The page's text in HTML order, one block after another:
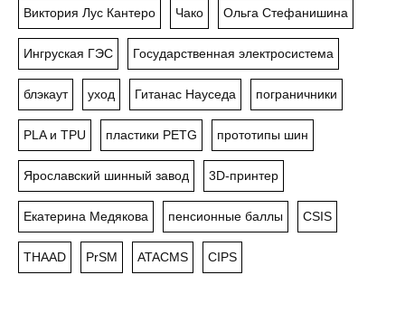
Виктория Лус Кантеро Чако Ольга Стефанишина
Ингруская ГЭС Государственная электросистема
блэкаут уход Гитанас Науседа пограничники
PLA и TPU пластики PETG прототипы шин
Ярославский шинный завод 3D-принтер
Екатерина Медякова пенсионные баллы CSIS
THAAD PrSM ATACMS CIPS